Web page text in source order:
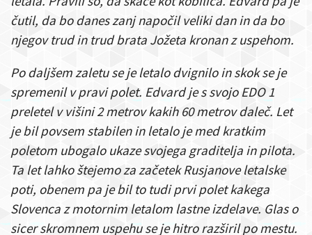
čutil, da bo danes zanj napočil veliki dan in da bo
njegov trud in trud brata Jožeta kronan z uspehom.
Po daljšem zaletu se je letalo dvignilo in skok se je
spremenil v pravi polet. Edvard je s svojo EDO 1
preletel v višini 2 metrov kakih 60 metrov daleč. Let
je bil povsem stabilen in letalo je med kratkim
poletom ubogalo ukaze svojega graditelja in pilota.
Ta let lahko štejemo za začetek Rusjanove letalske
poti, obenem pa je bil to tudi prvi polet kakega
Slovenca z motornim letalom lastne izdelave. Glas o
sicer skromnem uspehu se je hitro razširil po mestu.